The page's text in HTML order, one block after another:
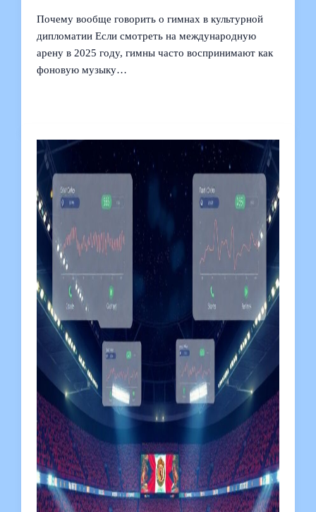
Почему вообще говорить о гимнах в культурной
дипломатии Если смотреть на международную
арену в 2025 году, гимны часто воспринимают как
фоновую музыку…